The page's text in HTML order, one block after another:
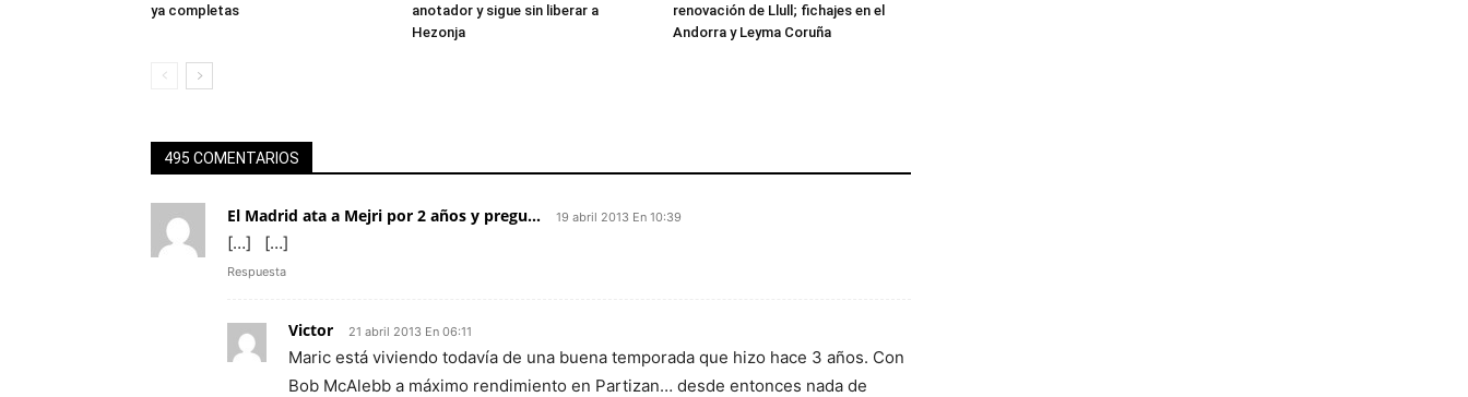
ya completas
anotador y sigue sin liberar a
Hezonja
renovación de Llull; fichajes en el
Andorra y Leyma Coruña
495 COMENTARIOS
El Madrid ata a Mejri por 2 años y pregu... 19 abril 2013 En 10:39
[…] […]
Respuesta
Victor 21 abril 2013 En 06:11
Maric está viviendo todavía de una buena temporada que hizo hace 3 años. Con
Bob McAlebb a máximo rendimiento en Partizan… desde entonces nada de